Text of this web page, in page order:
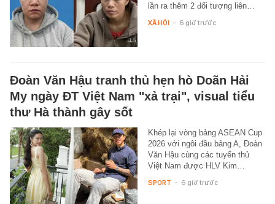
lần ra thêm 2 đối tượng liên…
XÃ HỘI - 6 giờ trước
Đoàn Văn Hậu tranh thủ hẹn hò Doãn Hải
My ngày ĐT Việt Nam "xả trại", visual tiểu
thư Hà thành gây sốt
Khép lại vòng bảng ASEAN Cup
2026 với ngôi đầu bảng A, Đoàn
Văn Hậu cùng các tuyển thủ
Việt Nam được HLV Kim…
SPORT - 6 giờ trước